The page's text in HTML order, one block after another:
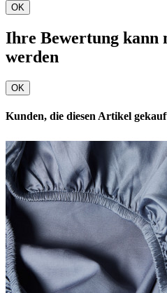
OK
Ihre Bewertung kann
werden
OK
Kunden, die diesen Artikel